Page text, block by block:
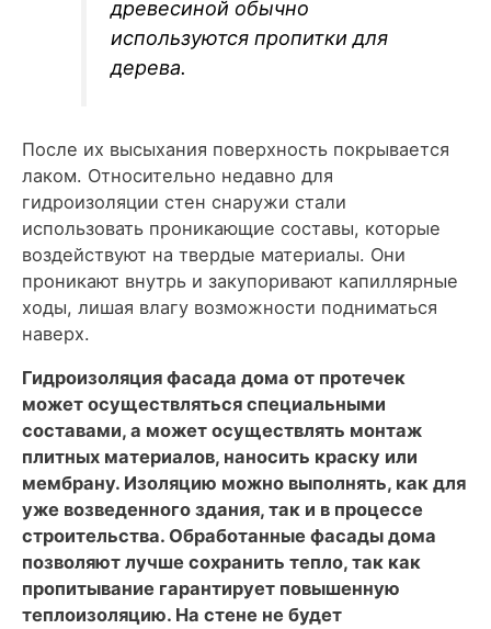
древесиной обычно
используются пропитки для
дерева.
После их высыхания поверхность покрывается
лаком. Относительно недавно для
гидроизоляции стен снаружи стали
использовать проникающие составы, которые
воздействуют на твердые материалы. Они
проникают внутрь и закупоривают капиллярные
ходы, лишая влагу возможности подниматься
наверх.
Гидроизоляция фасада дома от протечек
может осуществляться специальными
составами, а может осуществлять монтаж
плитных материалов, наносить краску или
мембрану. Изоляцию можно выполнять, как для
уже возведенного здания, так и в процессе
строительства. Обработанные фасады дома
позволяют лучше сохранить тепло, так как
пропитывание гарантирует повышенную
теплоизоляцию. На стене не будет